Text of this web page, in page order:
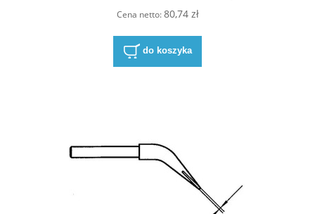
Cena netto:80,74 zł
do koszyka